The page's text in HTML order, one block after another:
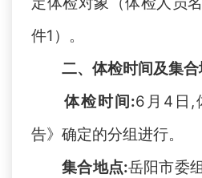
件1）。
二、体检时间及集合
体检时间:6月4日,
告》确定的分组进行。
集合地点:岳阳市委